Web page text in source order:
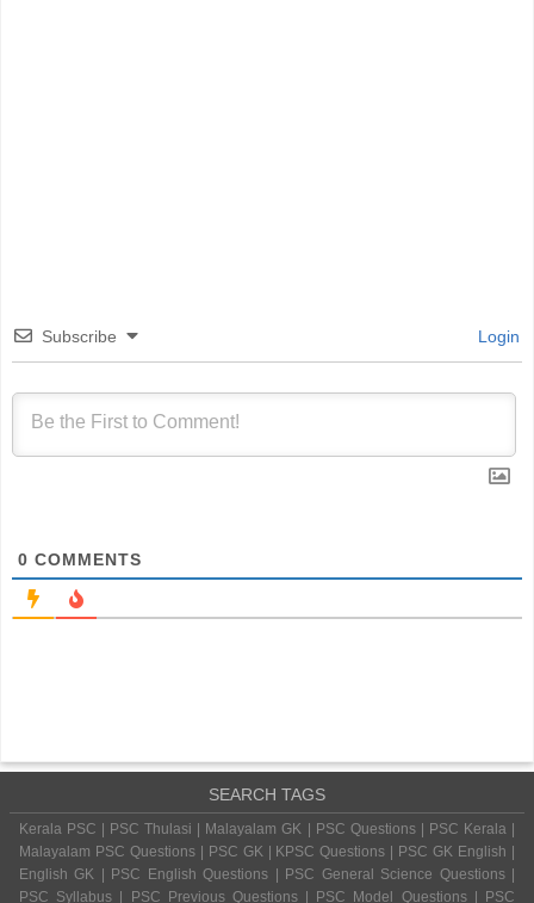
Subscribe Login
0 COMMENTS
SEARCH TAGS
Kerala PSC | PSC Thulasi | Malayalam GK | PSC Questions | PSC Kerala |
Malayalam PSC Questions | PSC GK | KPSC Questions | PSC GK English |
English GK | PSC English Questions | PSC General Science Questions |
PSC Syllabus | PSC Previous Questions | PSC Model Questions | PSC